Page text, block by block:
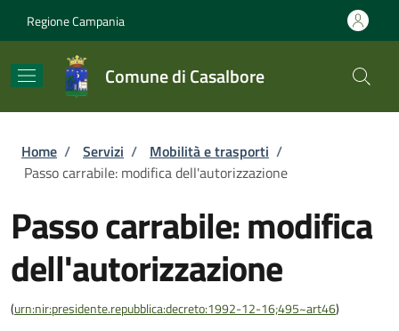
Regione Campania
Comune di Casalbore
Briciole di pane
Home / Servizi / Mobilità e trasporti /
Passo carrabile: modifica dell'autorizzazione
Passo carrabile: modifica
dell'autorizzazione
(urn:nir:presidente.repubblica:decreto:1992-12-16;495~art46)